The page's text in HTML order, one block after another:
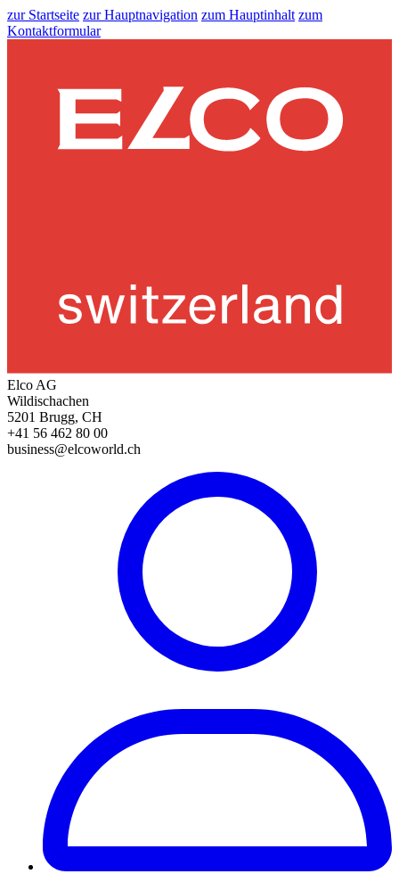
zur Startseite zur Hauptnavigation zum Hauptinhalt zum
Kontaktformular
Elco AG
Wildischachen
5201 Brugg, CH
+41 56 462 80 00
business@elcoworld.ch